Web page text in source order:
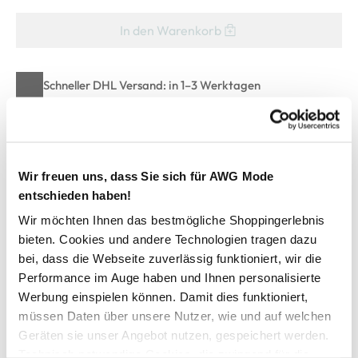
Wir freuen uns, dass Sie sich für AWG Mode
entschieden haben!
Wir möchten Ihnen das bestmögliche Shoppingerlebnis
bieten. Cookies und andere Technologien tragen dazu
bei, dass die Webseite zuverlässig funktioniert, wir die
Performance im Auge haben und Ihnen personalisierte
Werbung einspielen können. Damit dies funktioniert,
müssen Daten über unsere Nutzer, wie und auf welchen
Geräten sie unser Angebot nutzen, gespeichert werden.
In den Warenkorb
Schneller DHL Versand: in 1–3 Werktagen
Kostenfreie Rücksendung innerhalb 14 Tage
Zur Wunschliste hinzufügen
Herren Flanellhemd
weiches Flanellhemd von Jim Spencer
mit klassischem Kentkragen